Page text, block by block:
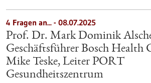
4 Fragen an... - 08.07.2025
Prof. Dr. Mark Dominik
Geschäftsführer Bosch Health
Mike Teske, Leiter PORT
Gesundheitszentrum